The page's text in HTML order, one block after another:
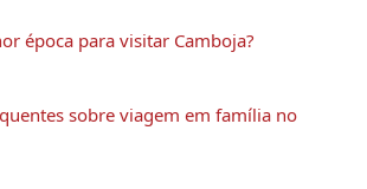
época para visitar Camboja?
sobre viagem em família no